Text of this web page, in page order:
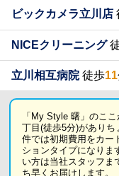
ビックカメラ立川店
NICEクリーニング
立川相互病院徒歩11
「My Style 曙」のこ
丁目(徒歩5分)があり
件では初期費用をカー
ションタイプになりま
い方は当社スタッフま
ち早くお届けします。